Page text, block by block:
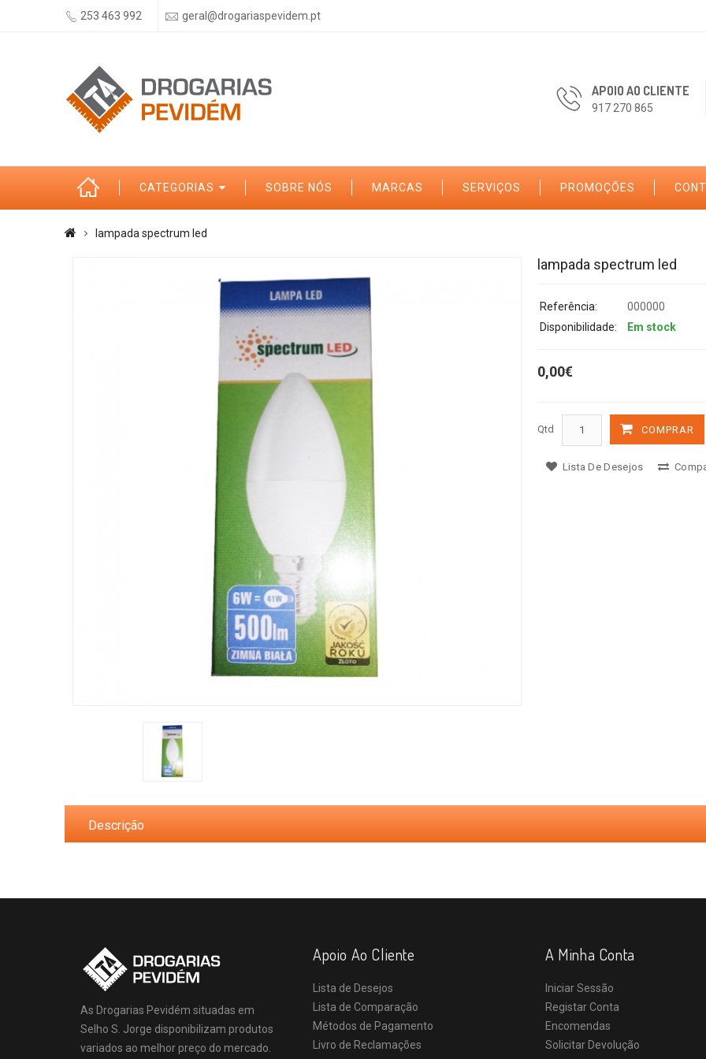
253 463 992 geral@drogariaspevidem.pt
APOIO AO CLIENTE
917 270 865
CATEGORIAS SOBRE NÓS MARCAS SERVIÇOS PROMOÇÕES
lampada spectrum led
lampada spectrum led
Referência:
000000
Disponibilidade:
Em stock
0,00€
Qtd COMPRAR
Lista De Desejos
Descrição
As Drogarias Pevidém situadas em
Selho S. Jorge disponibilizam produtos
variados ao melhor preço do mercado.
Apoio Ao Cliente
Lista de Desejos
Lista de Comparação
Métodos de Pagamento
Livro de Reclamações
A Minha Conta
Iniciar Sessão
Registar Conta
Encomendas
Solicitar Devolução